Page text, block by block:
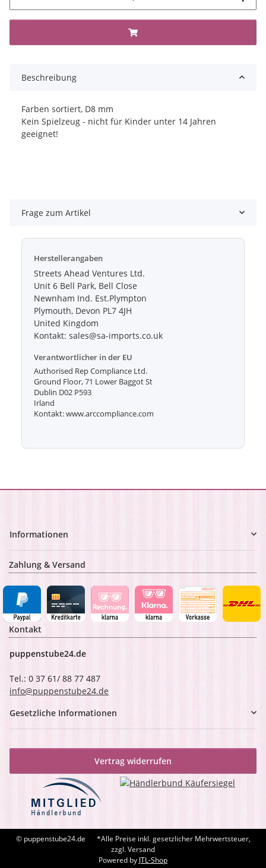
Beschreibung
Farben sortiert, D8 mm
Kein Spielzeug - nicht für Kinder unter 14 Jahren
geeignet!
Frage zum Artikel
Herstellerangaben
Streets Ahead Ventures Ltd.
Unit 6 Bell Park, Bell Close
Newnham Ind. Est.Plympton
Plymouth, Devon PL7 4JH
United Kingdom
Kontakt: sales@sa-imports.co.uk
Verantwortlicher in der EU
Authorised Rep Compliance Ltd.
Ground Floor, 71 Lower Baggot St
Dublin D02 P593
Irland
Kontakt: www.arccompliance.com
Informationen
Zahlung & Versand
Kontakt
puppenstube24.de
Tel.: 0 37 61/ 88 77 487
info@puppenstube24.de
Gesetzliche Informationen
Vertrag widerrufen
© puppenstube24.de
*Alle Preise inkl. gesetzlicher Mehrwertsteuer,
zzgl. Versand
Powered by JTL-Shop